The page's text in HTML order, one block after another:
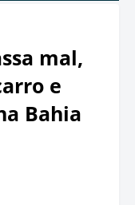
mal,
e
Bahia